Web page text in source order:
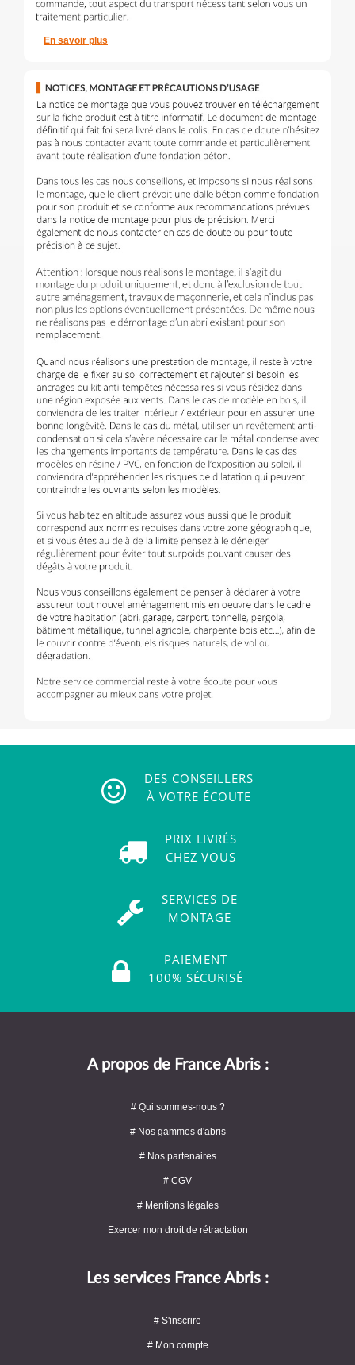
En savoir plus
DES CONSEILLERS
À VOTRE ÉCOUTE
PRIX LIVRÉS
CHEZ VOUS
SERVICES DE
MONTAGE
PAIEMENT
100% SÉCURISÉ
A propos de France Abris :
# Qui sommes-nous ?
# Nos gammes d'abris
# Nos partenaires
# CGV
# Mentions légales
Exercer mon droit de rétractation
Les services France Abris :
# S'inscrire
# Mon compte